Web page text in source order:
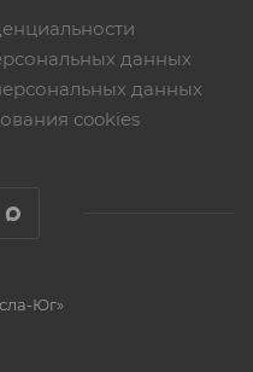
данных
данных
cookies
Юг»